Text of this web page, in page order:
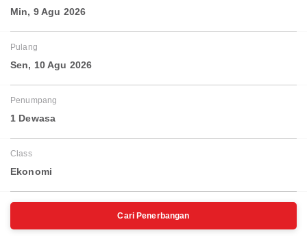
Min, 9 Agu 2026
Pulang
Sen, 10 Agu 2026
Penumpang
1 Dewasa
Class
Ekonomi
Cari Penerbangan